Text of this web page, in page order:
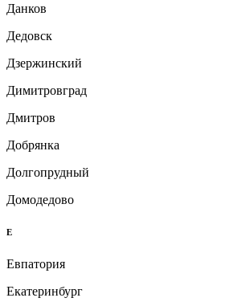
Данков
Дедовск
Дзержинский
Димитровград
Дмитров
Добрянка
Долгопрудный
Домодедово
Е
Евпатория
Екатеринбург